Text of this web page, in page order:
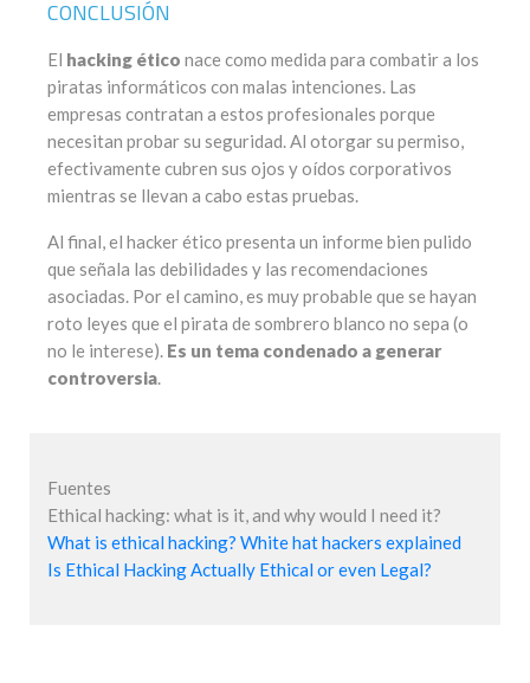
CONCLUSIÓN
El hacking ético nace como medida para combatir a los
piratas informáticos con malas intenciones. Las
empresas contratan a estos profesionales porque
necesitan probar su seguridad. Al otorgar su permiso,
efectivamente cubren sus ojos y oídos corporativos
mientras se llevan a cabo estas pruebas.
Al final, el hacker ético presenta un informe bien pulido
que señala las debilidades y las recomendaciones
asociadas. Por el camino, es muy probable que se hayan
roto leyes que el pirata de sombrero blanco no sepa (o
no le interese). Es un tema condenado a generar
controversia.
Fuentes
Ethical hacking: what is it, and why would I need it?
What is ethical hacking? White hat hackers explained
Is Ethical Hacking Actually Ethical or even Legal?